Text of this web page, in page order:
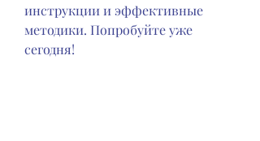
инструкции и эффективные
методики. Попробуйте уже
сегодня!